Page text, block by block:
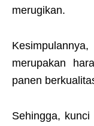
merugikan.
merupakan
panen
Sehingga,